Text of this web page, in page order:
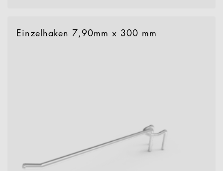
Einzelhaken 7,90mm x 300 mm